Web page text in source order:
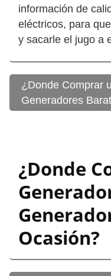
información de
eléctricos, para
y sacarle el jugo a
¿Donde Comprar
Generadores
¿Donde
Ocasión?